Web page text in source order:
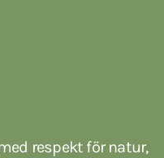
respekt för natur,